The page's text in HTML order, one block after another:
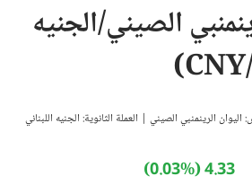
الصيني/الجنيه
الرينمنبي الصيني | العملة الثانوية: الجنيه اللبناني
4.33 (0.03%)